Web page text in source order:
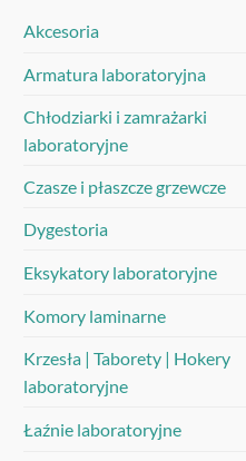
Akcesoria
Armatura laboratoryjna
Chłodziarki i zamrażarki
laboratoryjne
Czasze i płaszcze grzewcze
Dygestoria
Eksykatory laboratoryjne
Komory laminarne
Krzesła | Taborety | Hokery
laboratoryjne
Łaźnie laboratoryjne